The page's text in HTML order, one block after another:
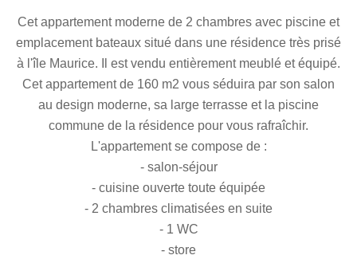
Cet appartement moderne de 2 chambres avec piscine et
emplacement bateaux situé dans une résidence très prisé
à l'île Maurice. Il est vendu entièrement meublé et équipé.
Cet appartement de 160 m2 vous séduira par son salon
au design moderne, sa large terrasse et la piscine
commune de la résidence pour vous rafraîchir.
L'appartement se compose de :
- salon-séjour
- cuisine ouverte toute équipée
- 2 chambres climatisées en suite
- 1 WC
- store